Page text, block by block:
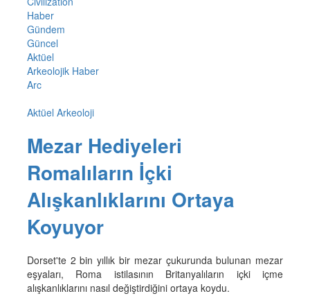
Haber
Gündem
Güncel
Aktüel
Arkeolojik Haber
Arc
Aktüel Arkeoloji
Mezar Hediyeleri
Romalıların İçki
Alışkanlıklarını Ortaya
Koyuyor
Dorset'te 2 bin yıllık bir mezar çukurunda bulunan mezar
eşyaları, Roma istilasının Britanyalıların içki içme
alışkanlıklarını nasıl değiştirdiğini ortaya koydu.